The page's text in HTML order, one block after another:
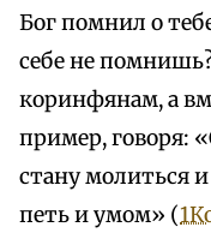
Бог помнил о
себе не
коринфянам, а
пример, говоря:
стану молиться
петь и умом» (